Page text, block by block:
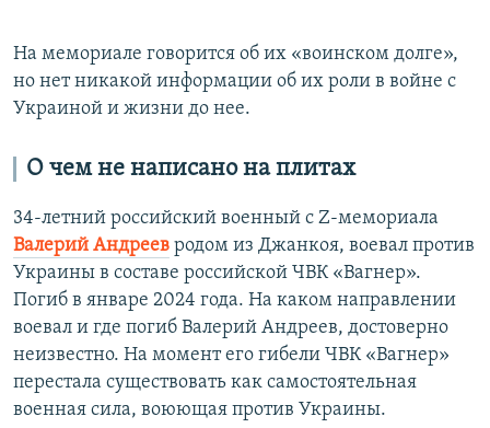
На мемориале говорится об их «воинском долге»,
но нет никакой информации об их роли в войне с
Украиной и жизни до нее.
О чем не написано на плитах
34-летний российский военный с Z-мемориала
Валерий Андреев родом из Джанкоя, воевал против
Украины в составе российской ЧВК «Вагнер».
Погиб в январе 2024 года. На каком направлении
воевал и где погиб Валерий Андреев, достоверно
неизвестно. На момент его гибели ЧВК «Вагнер»
перестала существовать как самостоятельная
военная сила, воюющая против Украины.